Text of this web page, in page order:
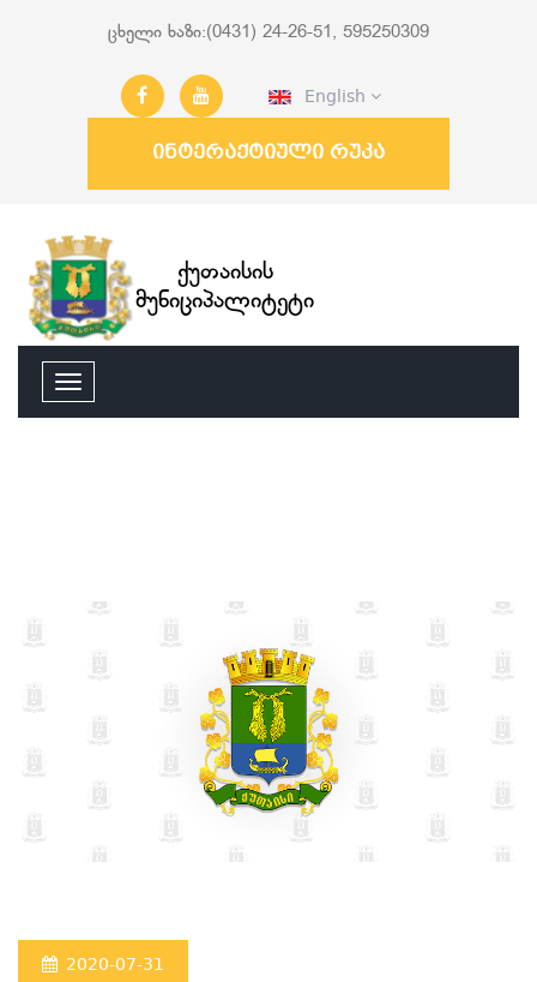
ცხელი ხაზი:(0431) 24-26-51, 595250309
English
ინტერაქტიული რუკა
ქუთაისის
მუნიციპალიტეტი
2020-07-31